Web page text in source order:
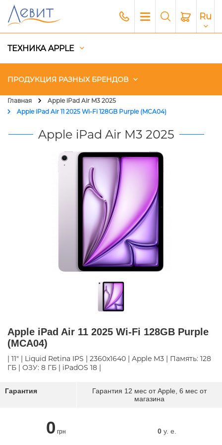
Ru
ТЕХНИКА APPLE
ПРОДУКЦИЯ РАЗНЫХ БРЕНДОВ
Чехлы
Акустика
Генераторы и Зарядные
Главная
Apple iPad Air M3 2025
Apple iPad Air 11 2025 Wi-Fi 128GB Purple (MCA04)
Apple iPad Air M3 2025
Apple iPad Air 11 2025 Wi-Fi 128GB Purple
(MCA04)
| 11" | Liquid Retina IPS | 2360х1640 | Apple M3 | Память: 128
ГБ | ОЗУ: 8 ГБ | iPadOS 18 |
Гарантия
Гарантия 12 мес от Apple, 6 мес от
магазина
0 грн 0y. e.